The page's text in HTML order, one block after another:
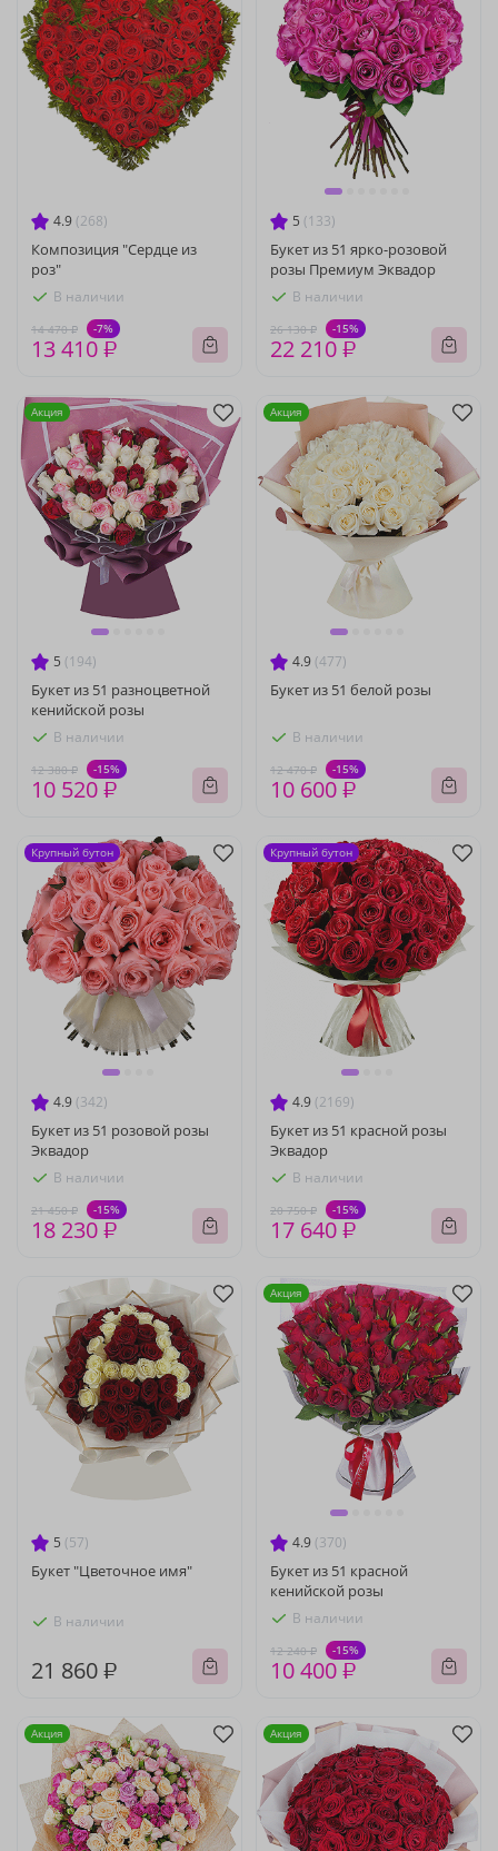
4.9 (268)
Композиция "Сердце из
роз"
В наличии
14 470 ₽ -7%
13 410 ₽
5 (133)
Букет из 51 ярко-розовой
розы Премиум Эквадор
В наличии
26 130 ₽ -15%
22 210 ₽
5 (194)
Букет из 51 разноцветной
кенийской розы
В наличии
12 380 ₽ -15%
10 520 ₽
Акция
4.9 (477)
Букет из 51 белой розы
В наличии
12 470 ₽ -15%
10 600 ₽
Акция
4.9 (342)
Букет из 51 розовой розы
Эквадор
В наличии
21 450 ₽ -15%
18 230 ₽
Крупный бутон
4.9 (2169)
Букет из 51 красной розы
Эквадор
В наличии
20 750 ₽ -15%
17 640 ₽
Крупный бутон
5 (57)
Букет "Цветочное имя"
В наличии
21 860 ₽
4.9 (370)
Букет из 51 красной
кенийской розы
В наличии
12 240 ₽ -15%
10 400 ₽
Акция
Акция Акция